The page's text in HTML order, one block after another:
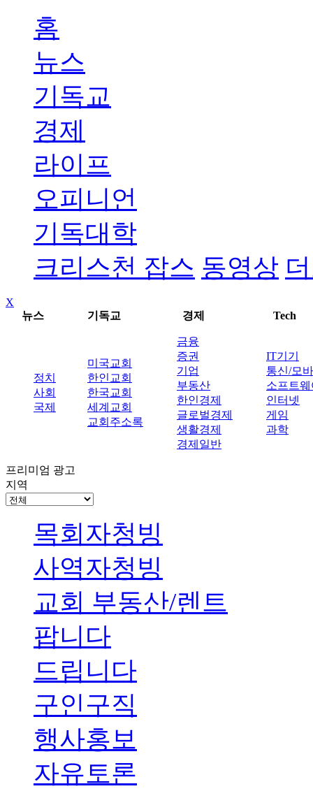
홈
뉴스
기독교
경제
라이프
오피니언
기독대학
크리스천 잡스 동영상
X
뉴스
기독교 경제 Tech
정치
사회
국제
미국교회
한인교회
한국교회
세계교회
교회주소록
금융
증권
기업
부동산
한인경제
글로벌경제
생활경제
경제일반
IT기기
통신/모
소프트웨
인터넷
게임
과학
프리미엄 광고
지역
목회자청빙
사역자청빙
교회 부동산/렌트
팝니다
드립니다
구인구직
행사홍보
자유토론